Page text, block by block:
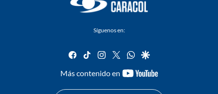
Síguenos en:
facebook
tiktok instagram
twitterwhatsapp
google
Más contenido en
youtube-